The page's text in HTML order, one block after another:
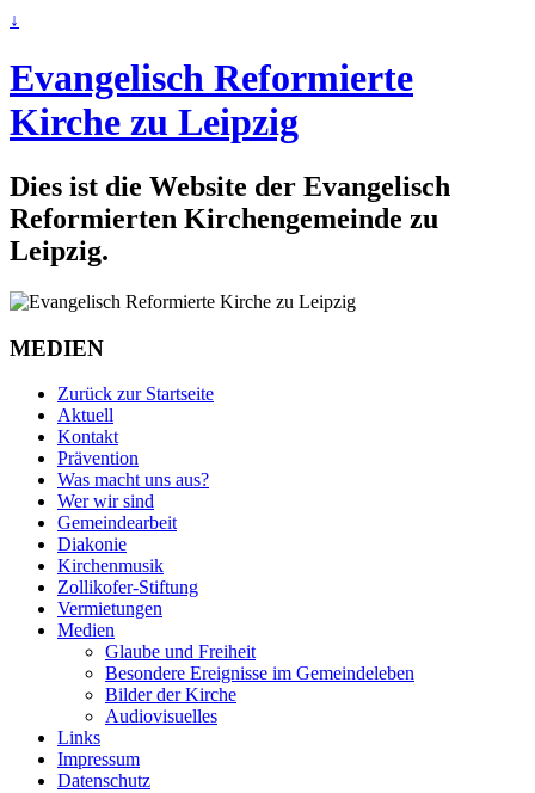
↓
Evangelisch Reformierte
Kirche zu Leipzig
Dies ist die Website der Evangelisch
Reformierten Kirchengemeinde zu
Leipzig.
MEDIEN
Zurück zur Startseite
Aktuell
Kontakt
Prävention
Was macht uns aus?
Wer wir sind
Gemeindearbeit
Diakonie
Kirchenmusik
Zollikofer-Stiftung
Vermietungen
Medien
Glaube und Freiheit
Besondere Ereignisse im Gemeindeleben
Bilder der Kirche
Audiovisuelles
Links
Impressum
Datenschutz